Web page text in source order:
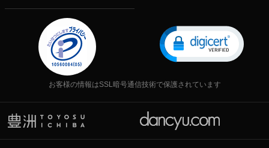
お客様の情報はSSL暗号通信技術で保護されています